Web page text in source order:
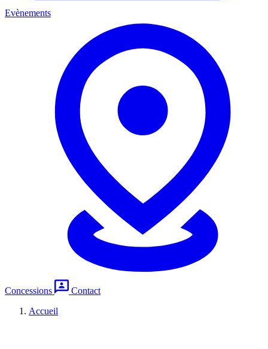
Evènements
Concessions
Contact
Accueil